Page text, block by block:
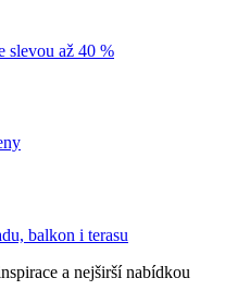
slevou až 40 %
balkon i terasu
a nejširší nabídkou